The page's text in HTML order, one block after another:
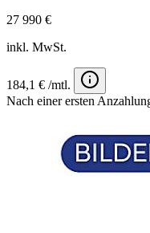
27 990 €
inkl. MwSt.
184,1 € /mtl.
Nach einer ersten